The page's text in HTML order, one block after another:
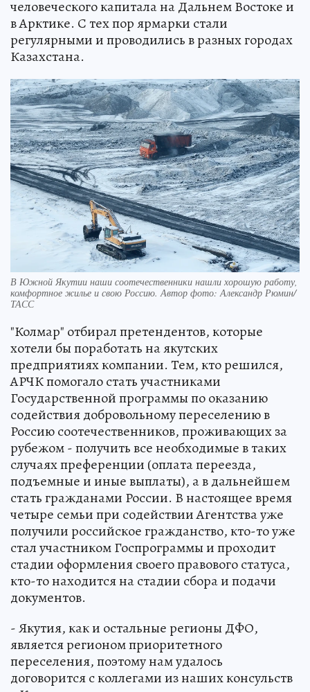
человеческого капитала на Дальнем Востоке и
в Арктике. С тех пор ярмарки стали
регулярными и проводились в разных городах
Казахстана.
В Южной Якутии наши соотечественники нашли хорошую работу,
комфортное жилье и свою Россию. Автор фото: Александр Рюмин/
ТАСС
"Колмар" отбирал претендентов, которые
хотели бы поработать на якутских
предприятиях компании. Тем, кто решился,
АРЧК помогало стать участниками
Государственной программы по оказанию
содействия добровольному переселению в
Россию соотечественников, проживающих за
рубежом - получить все необходимые в таких
случаях преференции (оплата переезда,
подъемные и иные выплаты), а в дальнейшем
стать гражданами России. В настоящее время
четыре семьи при содействии Агентства уже
получили российское гражданство, кто-то уже
стал участником Госпрограммы и проходит
стадии оформления своего правового статуса,
кто-то находится на стадии сбора и подачи
документов.
- Якутия, как и остальные регионы ДФО,
является регионом приоритетного
переселения, поэтому нам удалось
договорится с коллегами из наших консульств